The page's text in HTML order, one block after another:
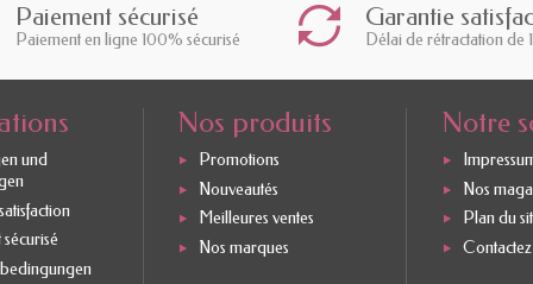
Paiement sécurisé
Paiement en ligne 100% sécurisé
Garantie
Délai de rétractation de
und
Nos produits
Promotions
Nouveautés
Meilleures ventes
Nos marques
Notre
Nos
Plan du